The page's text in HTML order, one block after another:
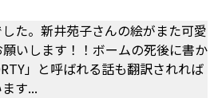
た。新井苑子さんの絵がまた可愛
いします！！ボームの死後に書か
」と呼ばれる話も翻訳されれば
す...